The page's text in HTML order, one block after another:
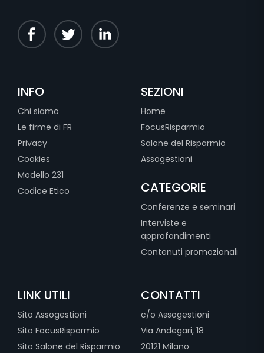
INFO
Chi siamo
Le firme di FR
Privacy
Cookies
Modello 231
Codice Etico
SEZIONI
Home
FocusRisparmio
Salone del Risparmio
Assogestioni
CATEGORIE
Conferenze e seminari
Interviste e
approfondimenti
Contenuti promozionali
LINK UTILI
Sito Assogestioni
Sito FocusRisparmio
Sito Salone del Risparmio
CONTATTI
c/o Assogestioni
Via Andegari, 18
20121 Milano